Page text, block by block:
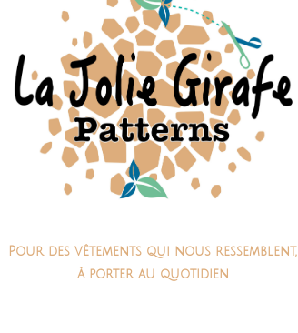
Pour des vêtements qui nous ressemblent,
à porter au quotidien